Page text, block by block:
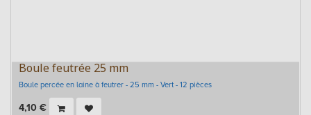
Boule feutrée 25 mm
Boule percée en laine à feutrer - 25 mm - Vert - 12 pièces
4,10 €